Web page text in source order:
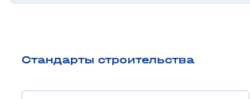
мраморная плитка.
Стандарты строительства